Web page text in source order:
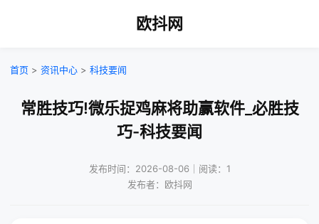
欧抖网
首页 > 资讯中心 > 科技要闻
常胜技巧!微乐捉鸡麻将助赢软件_必胜技
巧-科技要闻
发布时间：2026-08-06｜阅读：1
发布者：欧抖网